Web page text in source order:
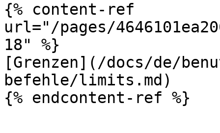
{% content-ref
url="/pages/
18" %}
[Grenzen](/docs/de/
befehle/limits.md)
{% endcontent-ref %}